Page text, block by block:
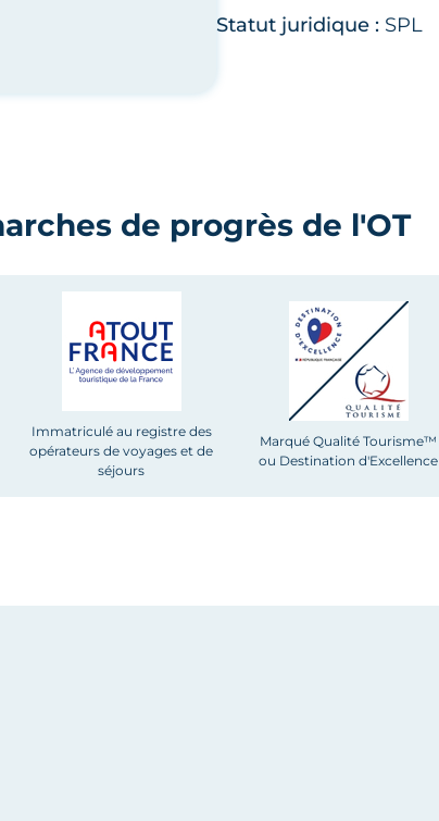
Statut juridique : SPL
de progrès de l'OT
Immatriculé au registre des
opérateurs de voyages et de
séjours
Marqué Qualité Tourisme™
ou Destination d'Excellence